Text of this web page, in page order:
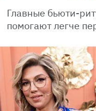
Главные бьюти-
помогают легче